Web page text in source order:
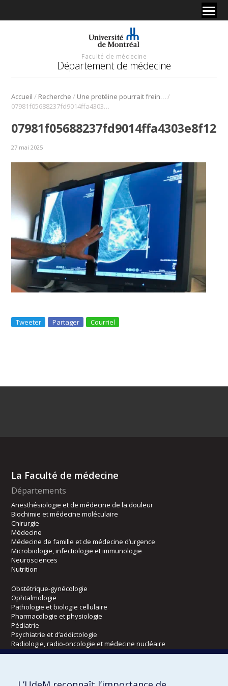
Faculté de médecine
Département de médecine
Accueil / Recherche / Une protéine pourrait freiner les métastases du cancer du sein /
07981f05688237fd9014ffa4303e8f12
07981f05688237fd9014ffa4303e8f12
27 mai 2025
Tweeter Partager Courriel
La Faculté de médecine
Départements
Anesthésiologie et de médecine de la douleur
Biochimie et médecine moléculaire
Chirurgie
Médecine
Médecine de famille et de médecine d’urgence
Microbiologie, infectiologie et immunologie
Neurosciences
Nutrition
Obstétrique-gynécologie
Ophtalmologie
Pathologie et biologie cellulaire
Pharmacologie et physiologie
Pédiatrie
Psychiatrie et d’addictologie
Radiologie, radio-oncologie et médecine nucléaire